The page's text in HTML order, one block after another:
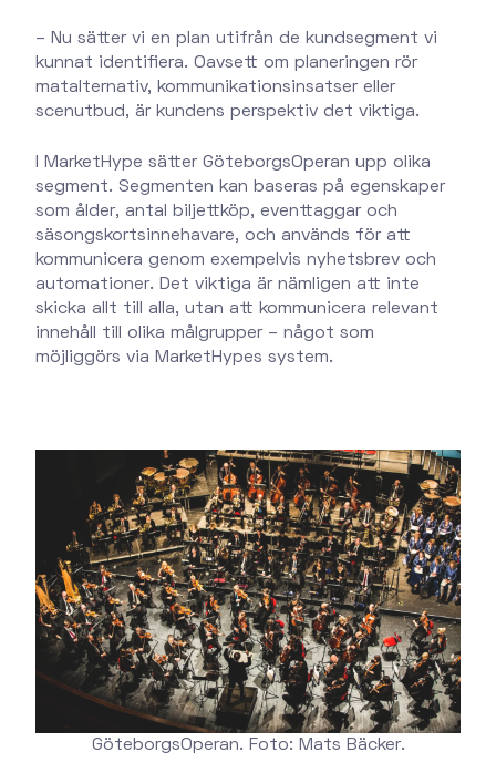
– Nu sätter vi en plan utifrån de kundsegment vi
kunnat identifiera. Oavsett om planeringen rör
matalternativ, kommunikationsinsatser eller
scenutbud, är kundens perspektiv det viktiga.
I MarketHype sätter GöteborgsOperan upp olika
segment. Segmenten kan baseras på egenskaper
som ålder, antal biljettköp, eventtaggar och
säsongskortsinnehavare, och används för att
kommunicera genom exempelvis nyhetsbrev och
automationer. Det viktiga är nämligen att inte
skicka allt till alla, utan att kommunicera relevant
innehåll till olika målgrupper – något som
möjliggörs via MarketHypes system.
GöteborgsOperan. Foto: Mats Bäcker.